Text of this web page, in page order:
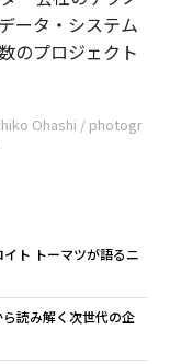
ータ・システム
のプロジェクト
Ohashi / photogr
イト トーマツが語るニ
読み解く次世代の企